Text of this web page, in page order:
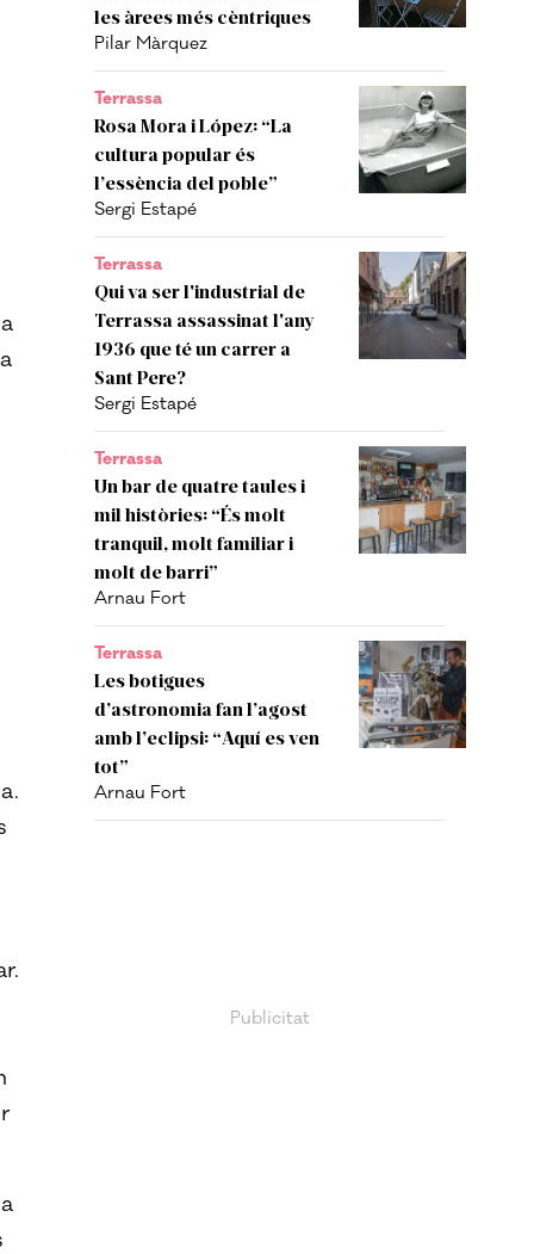
les àrees més cèntriques
Pilar Màrquez
Terrassa
Rosa Mora i López: “La
cultura popular és
l’essència del poble”
Sergi Estapé
Terrassa
Qui va ser l'industrial de
Terrassa assassinat l'any
1936 que té un carrer a
Sant Pere?
Sergi Estapé
Terrassa
Un bar de quatre taules i
mil històries: “És molt
tranquil, molt familiar i
molt de barri”
Arnau Fort
Terrassa
Les botigues
d’astronomia fan l’agost
amb l’eclipsi: “Aquí es ven
tot”
Arnau Fort